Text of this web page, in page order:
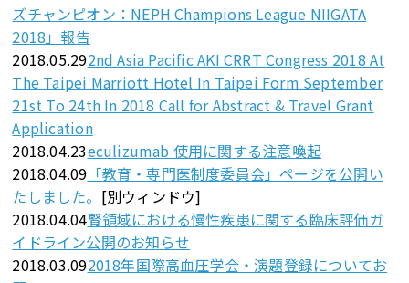
ズチャンピオン：NEPH Champions League NIIGATA
2018」報告
2018.05.292nd Asia Pacific AKI CRRT Congress 2018 At
The Taipei Marriott Hotel In Taipei Form September
21st To 24th In 2018 Call for Abstract & Travel Grant
Application
2018.04.23eculizumab 使用に関する注意喚起
2018.04.09 「教育・専門医制度委員会」ページを公開い
たしました。 [別ウィンドウ]
2018.04.04腎領域における慢性疾患に関する臨床評価ガ
イドライン公開のお知らせ
2018.03.092018年国際高血圧学会・演題登録についてお